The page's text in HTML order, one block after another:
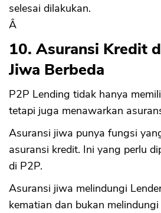
selesai dilakukan.
Â
10. Asuransi Kredit
Jiwa Berbeda
P2P Lending tidak hanya
tetapi juga menawarkan
Asuransi jiwa punya fungsi
asuransi kredit. Ini yang perlu
di P2P.
Asuransi jiwa melindungi
kematian dan bukan